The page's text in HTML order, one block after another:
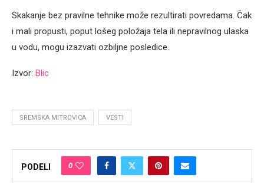
Skakanje bez pravilne tehnike može rezultirati povredama. Čak
i mali propusti, poput lošeg položaja tela ili nepravilnog ulaska
u vodu, mogu izazvati ozbiljne posledice.
Izvor: Blic
SREMSKA MITROVICA VESTI
PODELI 0